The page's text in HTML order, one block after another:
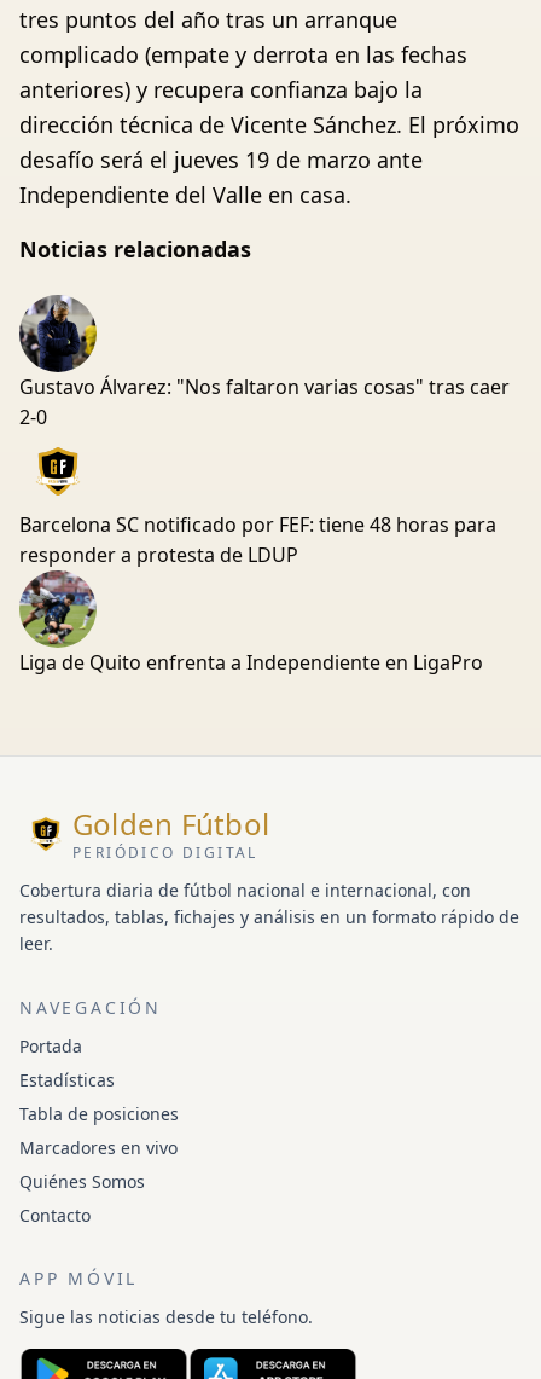
tres puntos del año tras un arranque
complicado (empate y derrota en las fechas
anteriores) y recupera confianza bajo la
dirección técnica de Vicente Sánchez. El próximo
desafío será el jueves 19 de marzo ante
Independiente del Valle en casa.
Noticias relacionadas
Gustavo Álvarez: "Nos faltaron varias cosas" tras caer
2-0
Barcelona SC notificado por FEF: tiene 48 horas para
responder a protesta de LDUP
Liga de Quito enfrenta a Independiente en LigaPro
Golden Fútbol
PERIÓDICO DIGITAL
Cobertura diaria de fútbol nacional e internacional, con
resultados, tablas, fichajes y análisis en un formato rápido de
leer.
NAVEGACIÓN
Portada
Estadísticas
Tabla de posiciones
Marcadores en vivo
Quiénes Somos
Contacto
APP MÓVIL
Sigue las noticias desde tu teléfono.